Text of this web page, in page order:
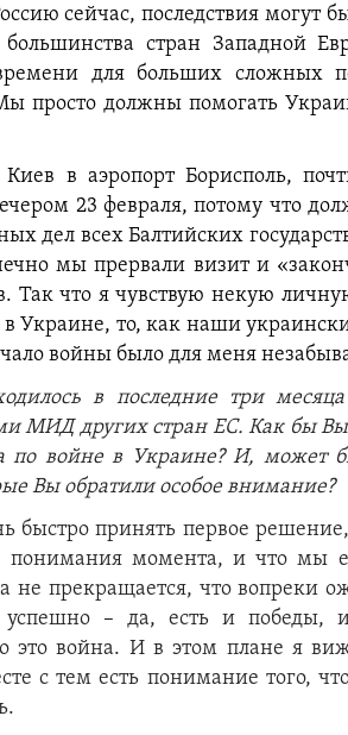
сейчас, последствия могут
стран Западной
для больших сложных
просто должны помогать
в аэропорт Борисполь,
23 февраля, потому что
дел всех Балтийских
мы прервали визит и
Так что я чувствую некую
Украине, то, как наши
войны было для меня
в последние три месяца
МИД других стран ЕС. Как бы Вы
войне в Украине? И, может
Вы обратили особое внимание?
быстро принять первое решение,
понимания момента, и что мы
не прекращается, что вопреки
успешно – да, есть и победы,
это война. И в этом плане я
с тем есть понимание того,